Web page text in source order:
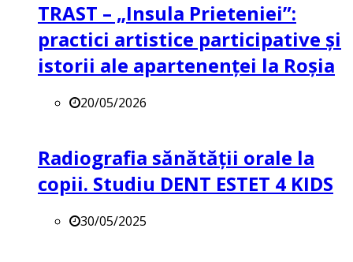
TRAST – „Insula Prieteniei”:
practici artistice participative și
istorii ale apartenenței la Roșia
20/05/2026
Radiografia sănătății orale la
copii. Studiu DENT ESTET 4 KIDS
30/05/2025